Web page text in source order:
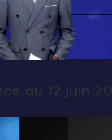
du 12 juin